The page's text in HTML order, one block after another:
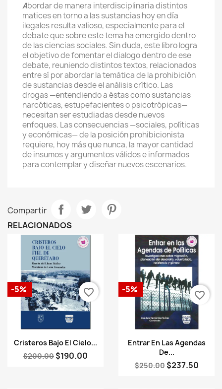
Abordar de manera interdisciplinaria distintos
matices en torno a las sustancias hoy en día
ilegales resulta valioso, especialmente para el
debate que sobre este tema ha emergido dentro
de las ciencias sociales. Sin duda, este libro logra
el objetivo de fomentar el dialogo dentro de ese
debate, reuniendo distintos textos, relacionados
entre sí por abordar la temática de la prohibición
de sustancias desde el análisis crítico. Las
drogas —entendiendo a éstas como sustancias
narcóticas, estupefacientes o psicotrópicas—
necesitan ser estudiadas desde nuevos
enfoques. Las consecuencias —sociales, políticas
y económicas— de la posición prohibicionista
requiere, hoy más que nunca, la mayor cantidad
de insumos y argumentos válidos e informados
para contemplar y diseñar nuevos escenarios.
Compartir
RELACIONADOS
Vista rápida
Cristeros Bajo El Cielo...
$200.00 $190.00
-5% favorite_border
Vista rápida
Entrar En Las Agendas
De...
$250.00 $237.50
-5%
favorite_border